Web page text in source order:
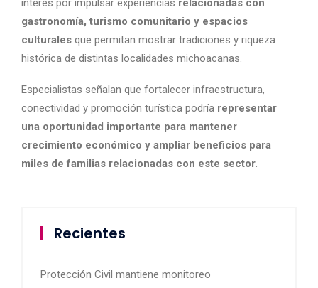
interés por impulsar experiencias relacionadas con
gastronomía, turismo comunitario y espacios
culturales que permitan mostrar tradiciones y riqueza
histórica de distintas localidades michoacanas.
Especialistas señalan que fortalecer infraestructura,
conectividad y promoción turística podría representar
una oportunidad importante para mantener
crecimiento económico y ampliar beneficios para
miles de familias relacionadas con este sector.
Recientes
Protección Civil mantiene monitoreo